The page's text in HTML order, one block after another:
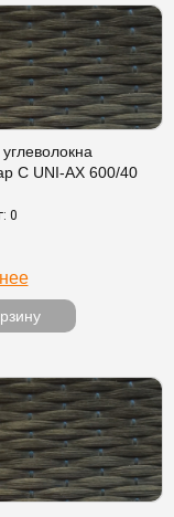
C UNI-AX 600/40
0